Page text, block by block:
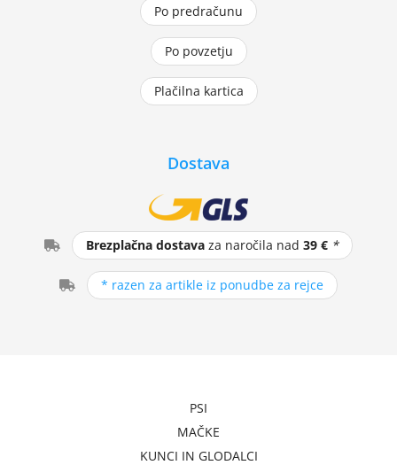
Po predračunu
Po povzetju
Plačilna kartica
Dostava
Brezplačna dostava za naročila nad39 € *
* razen za artikle iz ponudbe za rejce
PSI
MAČKE
KUNCI IN GLODALCI